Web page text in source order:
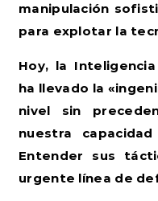
manipulación
para explotar la
Hoy, la
ha llevado la
nivel sin
nuestra
Entender sus
urgente línea de